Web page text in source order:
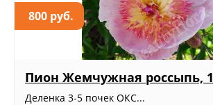
800 руб.
Пион Жемчужная россыпь, 1
Деленка 3-5 почек ОКС...